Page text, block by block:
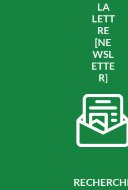
LA
LETT
RE
[NE
WSL
ETTE
R]